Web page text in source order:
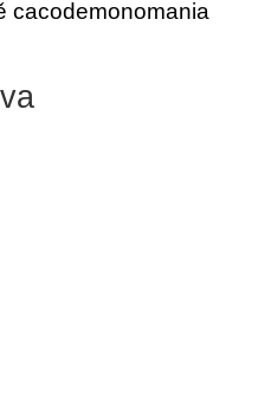
cacodemonomania